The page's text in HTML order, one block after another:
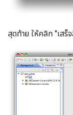
สุดท้าย ให้คลิก "เสร็